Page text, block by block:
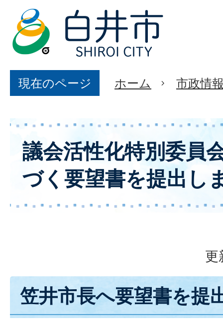
現在のページ ホーム 市政情
議会活性化特別委員
づく要望書を提出し
更
笠井市長へ要望書を提